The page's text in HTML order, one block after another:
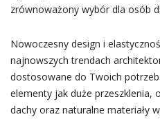
zrównoważony wybór dla osób
Nowoczesny design i
najnowszych trendach
dostosowane do Twoich
elementy jak duże przeszklenia,
dachy oraz naturalne materiały